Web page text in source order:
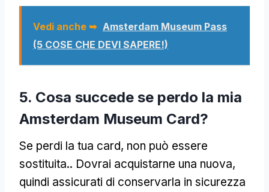
Vedi anche ➥ Amsterdam Museum Pass
(5 COSE CHE DEVI SAPERE!)
5. Cosa succede se perdo la mia
Amsterdam Museum Card?
Se perdi la tua card, non può essere
sostituita.. Dovrai acquistarne una nuova,
quindi assicurati di conservarla in sicurezza